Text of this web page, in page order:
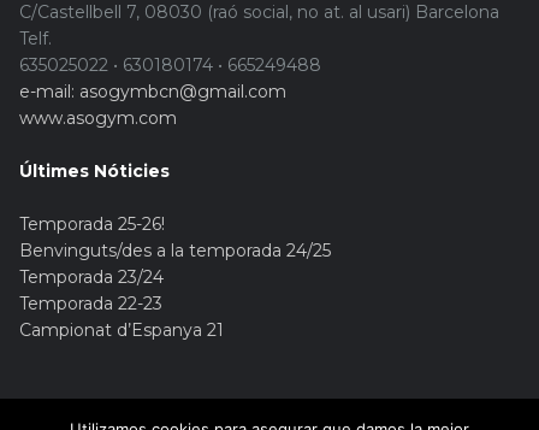
C/Castellbell 7, 08030 (raó social, no at. al usari) Barcelona
Telf.
635025022 • 630180174 • 665249488
e-mail: asogymbcn@gmail.com
www.asogym.com
Últimes Nóticies
Temporada 25-26!
Benvinguts/des a la temporada 24/25
Temporada 23/24
Temporada 22-23
Campionat d’Espanya 21